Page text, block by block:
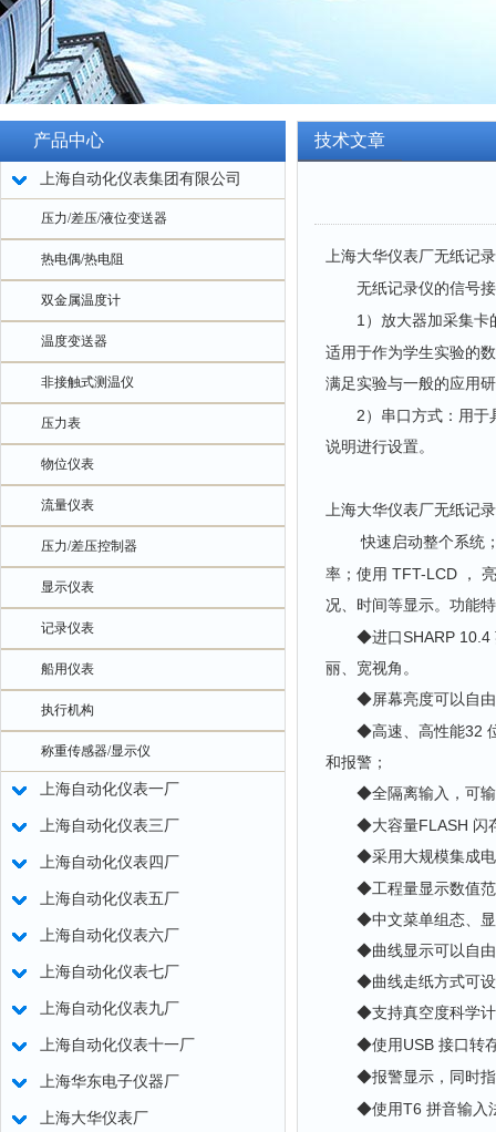
产品中心
上海自动化仪表集团有限公司
压力/差压/液位变送器
热电偶/热电阻
双金属温度计
温度变送器
非接触式测温仪
压力表
物位仪表
流量仪表
压力/差压控制器
显示仪表
记录仪表
船用仪表
执行机构
称重传感器/显示仪
上海自动化仪表一厂
上海自动化仪表三厂
上海自动化仪表四厂
上海自动化仪表五厂
上海自动化仪表六厂
上海自动化仪表七厂
上海自动化仪表九厂
上海自动化仪表十一厂
上海华东电子仪器厂
上海大华仪表厂
技术文章
上海大华仪表厂无纸记
无纸记录仪的信号
1 ）放大器加采集
适用于作为学生实验的
满足实验与一般的应用
2 ）串口方式：用
说明进行设置。
上海大华仪表厂无纸记
快速启动整个系统
率；使用 TFT-LCD ，
况、时间等显示。功能
◆进口 SHARP 10.4
丽、宽视角。
◆屏幕亮度可以自由
◆高速、高性能32
和报警；
◆全隔离输入，可输
◆大容量FLASH 闪
◆采用大规模集成电
◆工程量显示数值范
◆中文菜单组态、显
◆曲线显示可以自由
◆曲线走纸方式可设
◆支持真空度科学计
◆使用 USB 接口转
◆报警显示，同时指示
◆使用T6 拼音输入